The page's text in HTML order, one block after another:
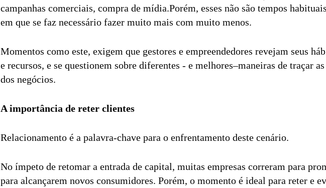
campanhas comerciais, compra de mídia.Porém, esses não são tempos
em que se faz necessário fazer muito mais com muito menos.
Momentos como este, exigem que gestores e empreendedores revejam seus
e recursos, e se questionem sobre diferentes - e melhores–maneiras de traçar
dos negócios.
A importância de reter clientes
Relacionamento é a palavra-chave para o enfrentamento deste cenário.
No ímpeto de retomar a entrada de capital, muitas empresas correram para
para alcançarem novos consumidores. Porém, o momento é ideal para reter e